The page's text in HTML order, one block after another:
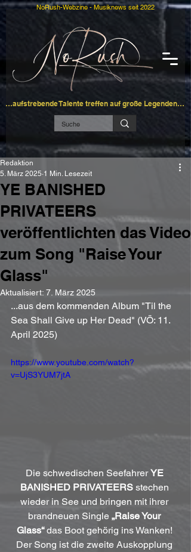
…aufstrebende Talente treffen auf große Legenden…
NoRush-Webzine - Musiknews seit 2022
YE BANISHED
PRIVATEERS
veröffentlichten das Video
zum Song "Raise Your
Glass"
Redaktion
5. März 2025 1 Min. Lesezeit
Aktualisiert: 7. März 2025
...aus dem kommenden Album "Til the
Sea Shall Give up Her Dead" (VÖ: 11.
April 2025)
https://www.youtube.com/watch?
v=UjS3YUM7jtA
Die schwedischen Seefahrer YE
BANISHED PRIVATEERS stechen
wieder in See und bringen mit ihrer
brandneuen Single „Raise Your
Glass“ das Boot gehörig ins Wanken!
Der Song ist die zweite Auskopplung